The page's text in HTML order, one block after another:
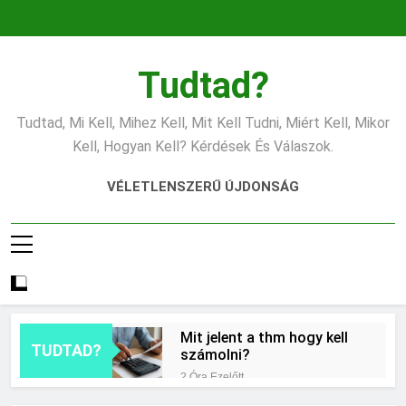
Tudtad?
Tudtad, Mi Kell, Mihez Kell, Mit Kell Tudni, Miért Kell, Mikor
Kell, Hogyan Kell? Kérdések És Válaszok.
VÉLETLENSZERŰ ÚJDONSÁG
TUDTAD?
Mit jelent a thm hogy kell
számolni?
2 Óra Ezelőtt